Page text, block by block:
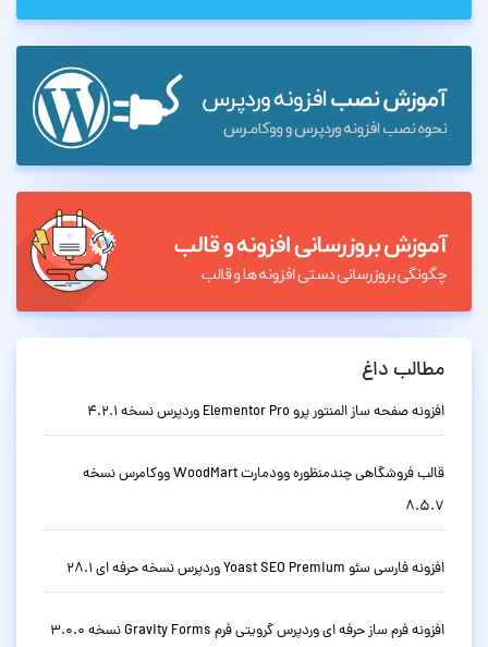
مطالب داغ
افزونه صفحه ساز المنتور پرو Elementor Pro وردپرس نسخه 4.2.1
قالب فروشگاهی چندمنظوره وودمارت WoodMart ووکامرس نسخه
8.5.7
افزونه فارسی سئو Yoast SEO Premium وردپرس نسخه حرفه ای 28.1
افزونه فرم ساز حرفه ای وردپرس گرویتی فرم Gravity Forms نسخه 3.0.0